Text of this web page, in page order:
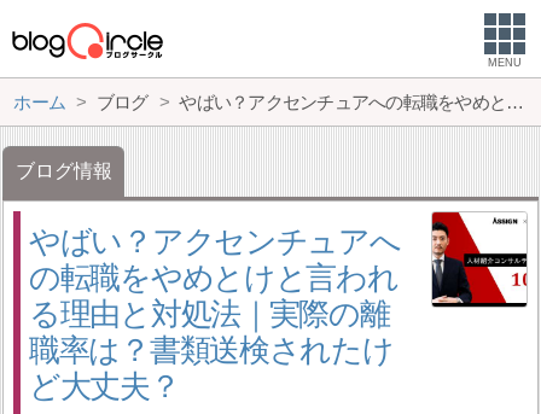
MENU
ホーム ブログ やばい？アクセンチュアへの転職をやめとけと言われる理由と対処法｜実際の離職率は？書類送検されたけど大丈夫？
ブログ情報
やばい？アクセンチュアへ
の転職をやめとけと言われ
る理由と対処法｜実際の離
職率は？書類送検されたけ
ど大丈夫？